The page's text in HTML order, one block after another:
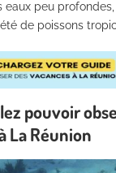
eaux peu
de poissons
pouvoir
La Réunion